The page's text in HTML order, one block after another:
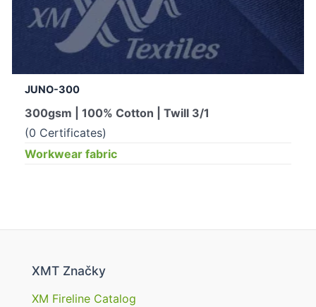
JUNO-300
300gsm | 100% Cotton | Twill 3/1
(0 Certificates)
Workwear fabric
XMT Značky
XM Fireline Catalog